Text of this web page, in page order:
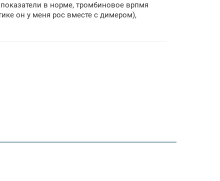
в норме, тромбиновое врпмя
он у меня рос вместе с димером),